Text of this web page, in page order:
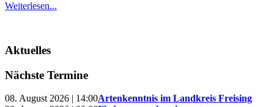
Weiterlesen...
Aktuelles
Nächste Termine
08. August 2026 | 14:00Artenkenntnis im Landkreis Freising